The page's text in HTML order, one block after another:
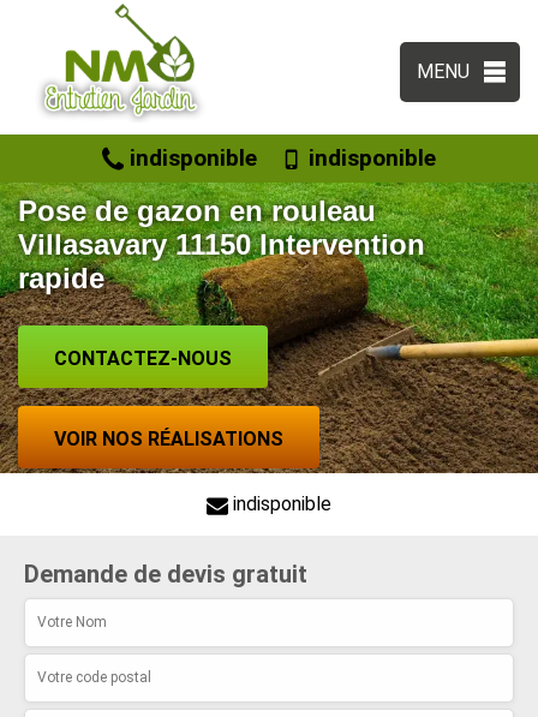
MENU
indisponible indisponible
Pose de gazon en rouleau
Villasavary 11150 Intervention
rapide
CONTACTEZ-NOUS
VOIR NOS RÉALISATIONS
indisponible
Demande de devis gratuit